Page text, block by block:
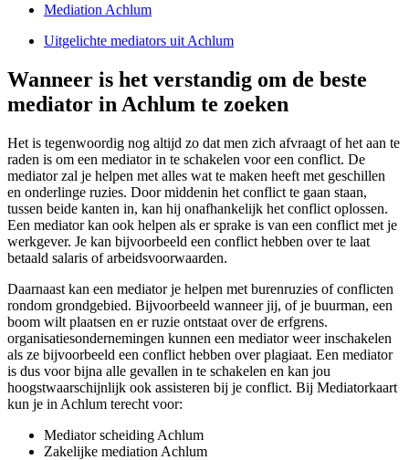
Mediation Achlum
Uitgelichte mediators uit Achlum
Wanneer is het verstandig om de beste
mediator in Achlum te zoeken
Het is tegenwoordig nog altijd zo dat men zich afvraagt of het aan te
raden is om een mediator in te schakelen voor een conflict. De
mediator zal je helpen met alles wat te maken heeft met geschillen
en onderlinge ruzies. Door middenin het conflict te gaan staan,
tussen beide kanten in, kan hij onafhankelijk het conflict oplossen.
Een mediator kan ook helpen als er sprake is van een conflict met je
werkgever. Je kan bijvoorbeeld een conflict hebben over te laat
betaald salaris of arbeidsvoorwaarden.
Daarnaast kan een mediator je helpen met burenruzies of conflicten
rondom grondgebied. Bijvoorbeeld wanneer jij, of je buurman, een
boom wilt plaatsen en er ruzie ontstaat over de erfgrens.
organisatiesondernemingen kunnen een mediator weer inschakelen
als ze bijvoorbeeld een conflict hebben over plagiaat. Een mediator
is dus voor bijna alle gevallen in te schakelen en kan jou
hoogstwaarschijnlijk ook assisteren bij je conflict. Bij Mediatorkaart
kun je in Achlum terecht voor:
Mediator scheiding Achlum
Zakelijke mediation Achlum